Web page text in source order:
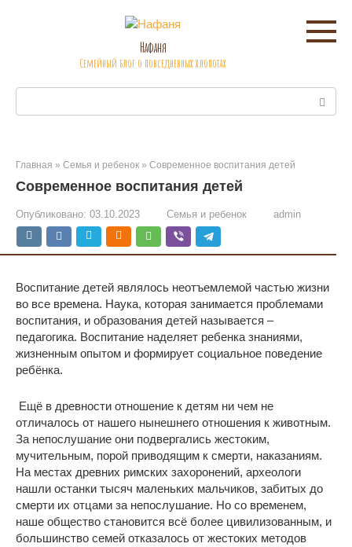
Нафаня
Семейный блог о повседневных хлопотах
Главная » Семья и ребенок » Современное воспитания детей
Современное воспитания детей
Опубликовано: 03.10.2023 Семья и ребенок admin
Воспитание детей являлось неотъемлемой частью жизни
во все времена. Наука, которая занимается проблемами
воспитания, и образования детей называется –
педагогика. Воспитание наделяет ребенка знаниями,
жизненным опытом и формирует социальное поведение
ребёнка.
Ещё в древности отношение к детям ни чем не
отличалось от нашего нынешнего отношения к животным.
За непослушание они подвергались жестоким,
мучительным, порой приводящим к смерти, наказаниям.
На местах древних римских захоронений, археологи
нашли останки тысяч маленьких мальчиков, забитых до
смерти их отцами за непослушание. Но со временем,
наше общество становится всё более цивилизованным, и
большинство семей отказалось от жестоких методов